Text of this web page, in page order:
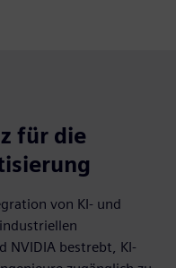
für die
von KI- und
NVIDIA bestrebt, KI-